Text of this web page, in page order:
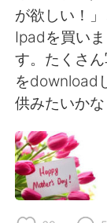
English
繁體中文
Deutsch
한국어
が欲しい！
Ipadを買い
す。たくさ
をdownload
供みたいかな